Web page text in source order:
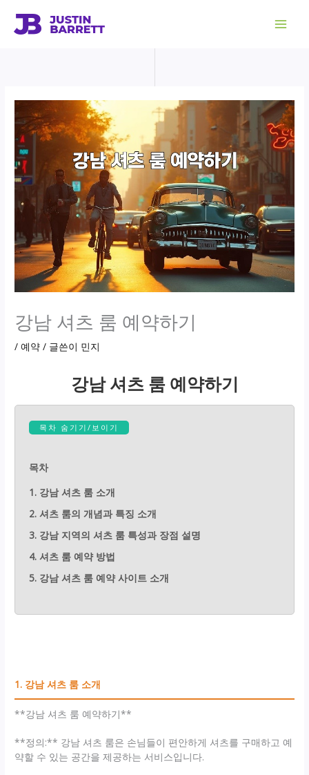
강남 셔츠 룸 예약하기
/예약 / 글쓴이 민지
강남 셔츠 룸 예약하기
목차 숨기기/보이기
목차
1. 강남 셔츠 룸 소개
2. 셔츠 룸의 개념과 특징 소개
3. 강남 지역의 셔츠 룸 특성과 장점 설명
4. 셔츠 룸 예약 방법
5. 강남 셔츠 룸 예약 사이트 소개
1. 강남 셔츠 룸 소개
**강남 셔츠 룸 예약하기**
**정의:** 강남 셔츠 룸은 손님들이 편안하게 셔츠를 구매하고 예
약할 수 있는 공간을 제공하는 서비스입니다.